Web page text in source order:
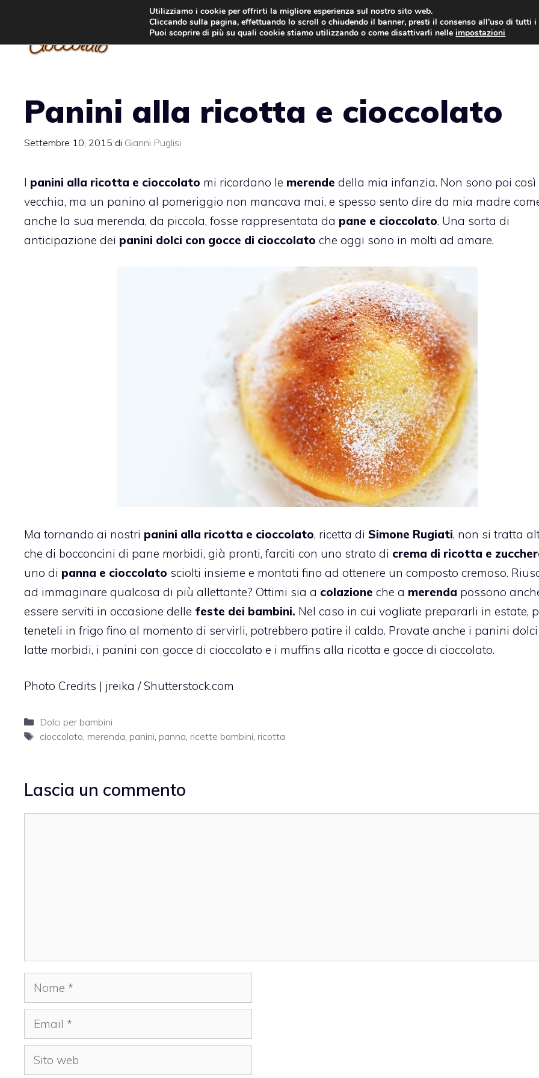
contenuto
TORTE AL CIOCCOLATO TORTE CLASSICHE
Panini alla ricotta e cioccolato
Settembre 10, 2015 di Gianni Puglisi
I panini alla ricotta e cioccolato mi ricordano le merende della mia infanzia. Non sono poi così
vecchia, ma un panino al pomeriggio non mancava mai, e spesso sento dire da mia madre
anche la sua merenda, da piccola, fosse rappresentata da pane e cioccolato. Una sorta di
anticipazione dei panini dolci con gocce di cioccolato che oggi sono in molti ad amare.
Ma tornando ai nostri panini alla ricotta e cioccolato, ricetta di Simone Rugiati, non si tratta
che di bocconcini di pane morbidi, già pronti, farciti con uno strato di crema di ricotta e
uno di panna e cioccolato sciolti insieme e montati fino ad ottenere un composto cremoso.
ad immaginare qualcosa di più allettante? Ottimi sia a colazione che a merenda possono
essere serviti in occasione delle feste dei bambini. Nel caso in cui vogliate prepararli in estate,
teneteli in frigo fino al momento di servirli, potrebbero patire il caldo. Provate anche i panini
latte morbidi, i panini con gocce di cioccolato e i muffins alla ricotta e gocce di cioccolato.
Photo Credits | jreika /Shutterstock.com
Categorie
Dolci per bambini
Tag
cioccolato, merenda, panini, panna, ricette bambini, ricotta
Lascia un commento
Nome
Email
Sito
web
Utilizziamo i cookie per offrirti la migliore esperienza sul nostro sito web.
Cliccando sulla pagina, effettuando lo scroll o chiudendo il banner, presti il consenso all’uso di tutti
Puoi scoprire di più su quali cookie stiamo utilizzando o come disattivarli nelleimpostazioni